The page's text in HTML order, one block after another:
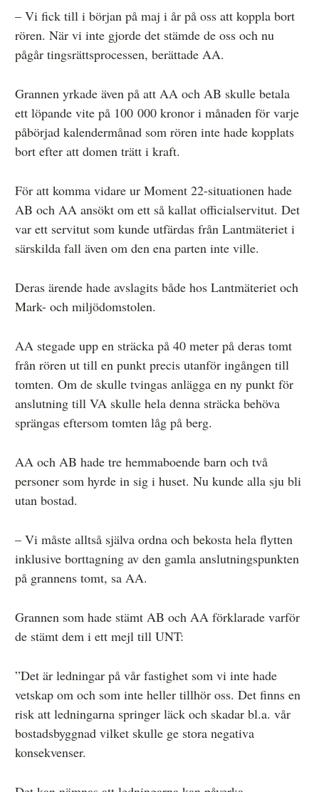
– Vi fick till i början på maj i år på oss att koppla bort
rören. När vi inte gjorde det stämde de oss och nu
pågår tingsrättsprocessen, berättade AA.
Grannen yrkade även på att AA och AB skulle betala
ett löpande vite på 100 000 kronor i månaden för varje
påbörjad kalendermånad som rören inte hade kopplats
bort efter att domen trätt i kraft.
För att komma vidare ur Moment 22-situationen hade
AB och AA ansökt om ett så kallat officialservitut. Det
var ett servitut som kunde utfärdas från Lantmäteriet i
särskilda fall även om den ena parten inte ville.
Deras ärende hade avslagits både hos Lantmäteriet och
Mark- och miljödomstolen.
AA stegade upp en sträcka på 40 meter på deras tomt
från rören ut till en punkt precis utanför ingången till
tomten. Om de skulle tvingas anlägga en ny punkt för
anslutning till VA skulle hela denna sträcka behöva
sprängas eftersom tomten låg på berg.
AA och AB hade tre hemmaboende barn och två
personer som hyrde in sig i huset. Nu kunde alla sju bli
utan bostad.
– Vi måste alltså själva ordna och bekosta hela flytten
inklusive borttagning av den gamla anslutningspunkten
på grannens tomt, sa AA.
Grannen som hade stämt AB och AA förklarade varför
de stämt dem i ett mejl till UNT:
”Det är ledningar på vår fastighet som vi inte hade
vetskap om och som inte heller tillhör oss. Det finns en
risk att ledningarna springer läck och skadar bl.a. vår
bostadsbyggnad vilket skulle ge stora negativa
konsekvenser.